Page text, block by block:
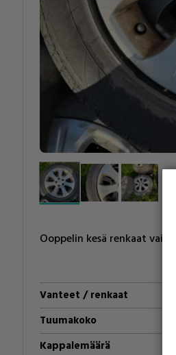
Ooppelin kesä renkaat
Vanteet / renkaat
Tuumakoko
Kappalemäärä